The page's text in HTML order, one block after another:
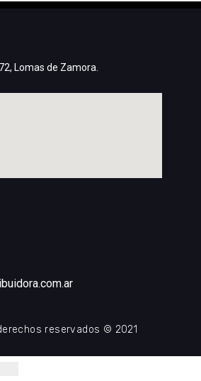
Lomas de Zamora.
reservados © 2021